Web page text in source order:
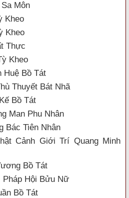
Môn
Kheo
Kheo
Thực
Kheo
Huệ Bồ Tát
Thuyết Bát Nhã
Bồ Tát
Man Phu Nhân
Bác Tiên Nhân
Cảnh Giới Trí Quang Minh
Bồ Tát
Pháp Hội Bửu Nữ
Bồ Tát